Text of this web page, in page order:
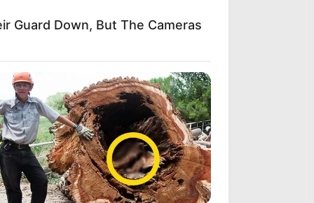
Guard Down, But The Cameras